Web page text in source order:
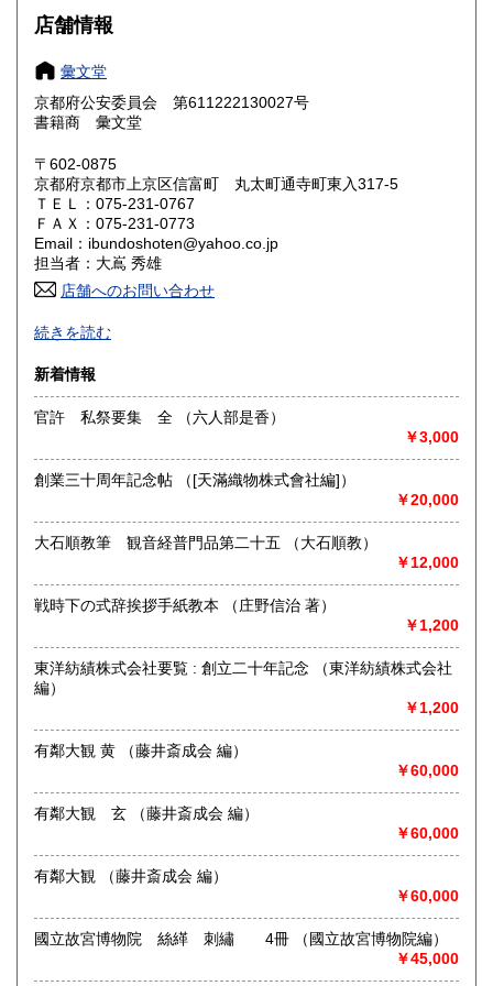
滋賀県
大阪府
奈良県
鳥取県 1,650円
岡山県 1,650円
山口県
佐賀県 1,750円
1,750円 1,750円
1,750円
沖縄県 2,160円
店舗情報
彙文堂
京都府公安委員会 第611222130027号
書籍商 彙文堂
〒602-0875
京都府京都市上京区信富町 丸太町通寺町東入317-5
ＴＥＬ：075-231-0767
ＦＡＸ：075-231-0773
Email：ibundoshoten@yahoo.co.jp
担当者：大嶌 秀雄
店舗へのお問い合わせ
12月30から１月5日まで、休業させて頂きます。返信あが遅
れる可能性が有りますので、何卒、宜しくお願い致します。
沿線名：-
最寄駅：京阪 丸太町駅 京都地下鉄 丸太町駅
営業時間：10:30-18:00
書籍の買取について
-
哲学宗教、歴史、美術工芸、国語国文、古典籍
続きを読む
新着情報
官許 私祭要集 全 （六人部是香）
￥3,000
創業三十周年記念帖 （[天滿織物株式會社編]）
￥20,000
大石順教筆 観音経普門品第二十五 （大石順教）
￥12,000
戦時下の式辞挨拶手紙教本 （庄野信治 著）
￥1,200
東洋紡績株式会社要覧 : 創立二十年記念 （東洋紡績株式会社
編）
￥1,200
有鄰大観 黄 （藤井斎成会 編）
￥60,000
有鄰大観 玄 （藤井斎成会 編）
￥60,000
有鄰大観 （藤井斎成会 編）
￥60,000
國立故宮博物院 絲緙 刺繡 4冊 （國立故宮博物院編）
￥45,000